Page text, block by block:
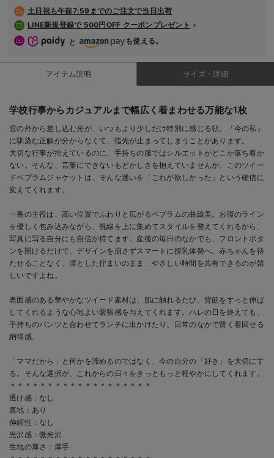
入院準備の持ち物チェック
土日祝も午前7:59までのご注文で当日出荷
LINE新規登録で 500円OFF クーポンプレゼント
と
も使える。
アイテム説明 サイズ・詳細
学校行事からカジュアルまで幅広く着まわせる万能な1枚
窓の外から差し込む光が、いつもより少しだけ特別に感じる朝。「今の私」
に馴染む正解が分からなくて、指先が止まってしまうことがあります。
大切な行事が控えているのに、手持ちの服ではシルエットがどこか落ち着か
ない。そんな、言葉にできないもどかしさを抱えていませんか。このツイー
ドペプラムジャケットは、そんな迷いを「これが欲しかった」という確信に
変えてくれます。
一番の主役は、高い位置でふわりと広がるペプラムの曲線美。お腹のライン
を優しく包み込みながら、視線を上に集めてスタイルを整えてくれるから、
写真に写る自分にも自信が持てます。産後の毎日のなかでも、フロントボタ
ンを開けるだけで、デザインを崩さずスマートに授乳体勢へ。赤ちゃんを待
たせることなく、凛とした佇まいのまま、やさしい時間を共有できるのが嬉
しいですよね。
表面感のある華やかなツイード素材は、肌に触れるたび、背筋をすっと伸ば
してくれるような心地よい緊張感を与えてくれます。ハレの日を終えても、
手持ちのパンツと合わせてランチに出かけたり、日常のなかで賢く着回せる
納得感。
「ママだから」と何かを諦めるのではなく、今の自分の「好き」を大切にす
る。そんな選択が、これからの日々をきっともっと軽やかにしてくれます。
＊＊＊＊＊＊＊＊＊＊＊＊＊＊＊＊＊＊＊
透け感：なし
裏地：あり
伸縮性：なし
光沢感：微光沢
生地の厚さ：厚手